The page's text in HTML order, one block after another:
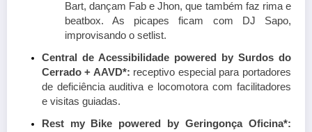
Bart, dançam Fab e Jhon, que também faz rima e
beatbox. As picapes ficam com DJ Sapo,
improvisando o setlist.
Central de Acessibilidade powered by Surdos do
Cerrado + AAVD*: receptivo especial para portadores
de deficiência auditiva e locomotora com facilitadores
e visitas guiadas.